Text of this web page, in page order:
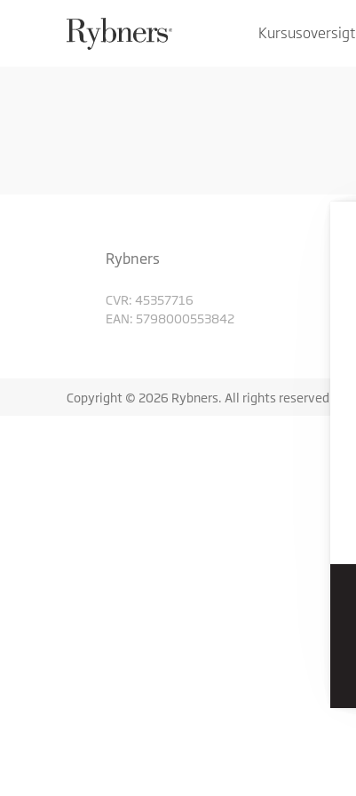
Kursusoversigt
Rybners
CVR: 45357716
EAN: 5798000553842
Copyright © 2026 Rybners. All rights reserved.